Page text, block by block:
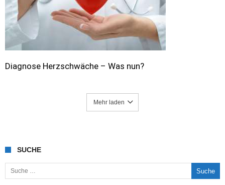
Diagnose Herzschwäche – Was nun?
Mehr laden
SUCHE
Suche nach: